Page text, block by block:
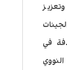
في